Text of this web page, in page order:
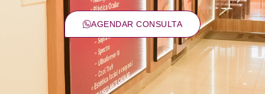
AGENDAR CONSULTA